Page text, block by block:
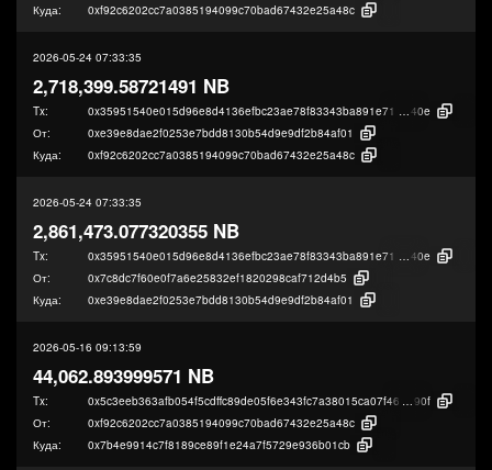
Куда:
0xf92c6202cc7a0385194099c70bad67432e25a48c
2026-05-24 07:33:35
2,718,399.58721491 NB
Tx: 0x35951540e015d96e8d4136efbc23ae78f83343ba891e7195ccd457968eada
40e
От:
0xe39e8dae2f0253e7bdd8130b54d9e9df2b84af01
Куда:
0xf92c6202cc7a0385194099c70bad67432e25a48c
2026-05-24 07:33:35
2,861,473.077320355 NB
Tx: 0x35951540e015d96e8d4136efbc23ae78f83343ba891e7195ccd457968eada
40e
От:
0x7c8dc7f60e0f7a6e25832ef1820298caf712d4b5
Куда:
0xe39e8dae2f0253e7bdd8130b54d9e9df2b84af01
2026-05-16 09:13:59
44,062.893999571 NB
Tx: 0x5c3eeb363afb054f5cdffc89de05f6e343fc7a38015ca07f46aafed7c93b4
90f
От:
0xf92c6202cc7a0385194099c70bad67432e25a48c
Куда:
0x7b4e9914c7f8189ce89f1e24a7f5729e936b01cb